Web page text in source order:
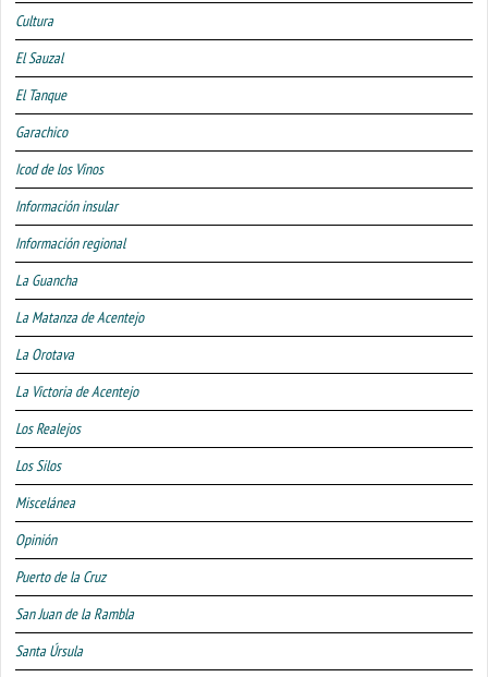
Cultura
El Sauzal
El Tanque
Garachico
Icod de los Vinos
Información insular
Información regional
La Guancha
La Matanza de Acentejo
La Orotava
La Victoria de Acentejo
Los Realejos
Los Silos
Miscelánea
Opinión
Puerto de la Cruz
San Juan de la Rambla
Santa Úrsula